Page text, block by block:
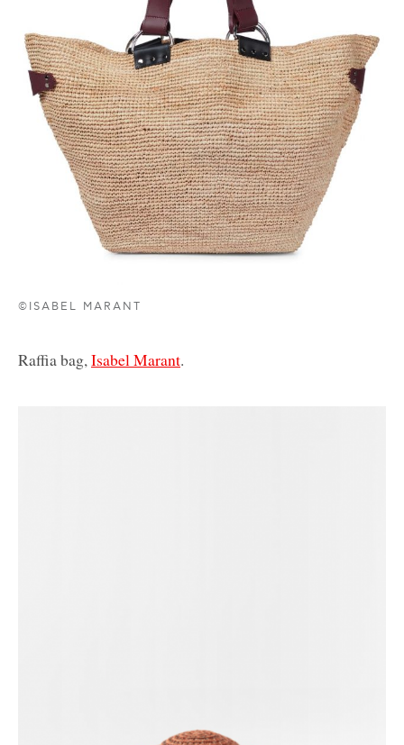
©ISABEL MARANT
Raffia bag,Isabel Marant.